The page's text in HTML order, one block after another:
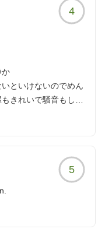
4
か
といけないのでめん
きれいで騒音もしな
5